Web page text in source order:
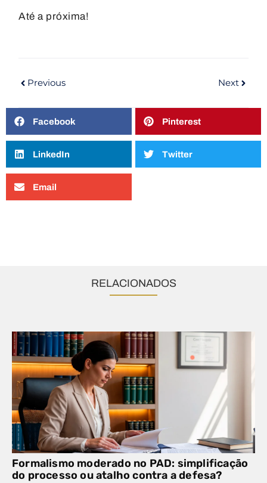
Até a próxima!
Previous Next
Facebook Pinterest
LinkedIn Twitter
Email
RELACIONADOS
Formalismo moderado no PAD: simplificação
do processo ou atalho contra a defesa?